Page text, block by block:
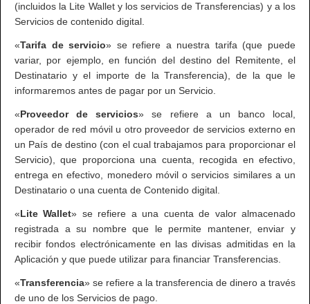
(incluidos la Lite Wallet y los servicios de Transferencias) y a los
Servicios de contenido digital.
«Tarifa de servicio» se refiere a nuestra tarifa (que puede
variar, por ejemplo, en función del destino del Remitente, el
Destinatario y el importe de la Transferencia), de la que le
informaremos antes de pagar por un Servicio.
«Proveedor de servicios» se refiere a un banco local,
operador de red móvil u otro proveedor de servicios externo en
un País de destino (con el cual trabajamos para proporcionar el
Servicio), que proporciona una cuenta, recogida en efectivo,
entrega en efectivo, monedero móvil o servicios similares a un
Destinatario o una cuenta de Contenido digital.
«Lite Wallet» se refiere a una cuenta de valor almacenado
registrada a su nombre que le permite mantener, enviar y
recibir fondos electrónicamente en las divisas admitidas en la
Aplicación y que puede utilizar para financiar Transferencias.
«Transferencia» se refiere a la transferencia de dinero a través
de uno de los Servicios de pago.